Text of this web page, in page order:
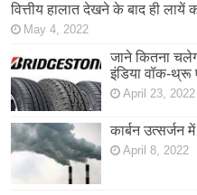
वित्तीय हालात देखने के बाद ही
May 4, 2022
जाने कितना
इंडिया वॉक-थ्रू
April 23, 2022
कार्बन उत्सर्जन
April 8, 2022